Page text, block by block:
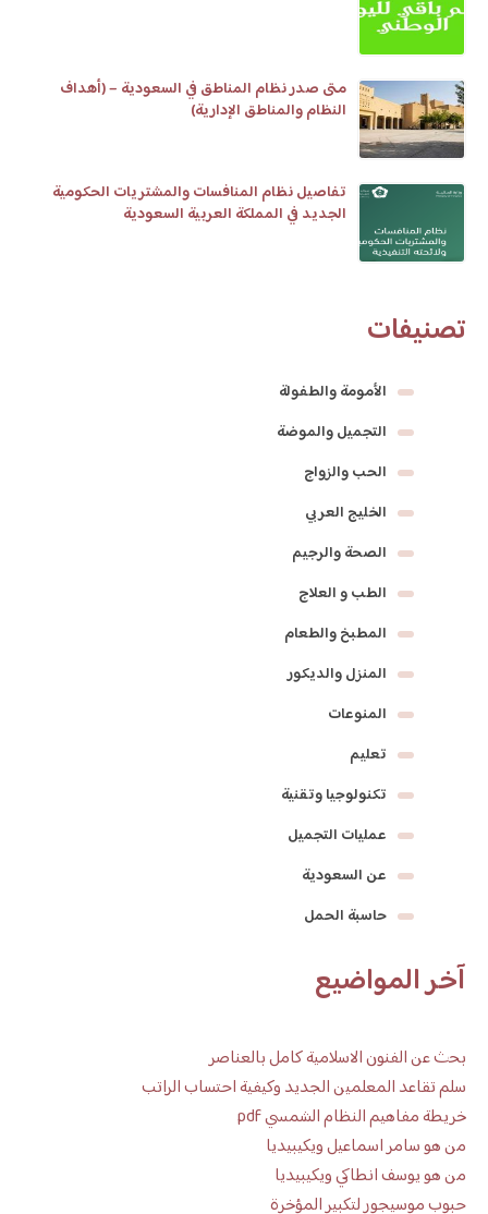
متى صدر نظام المناطق في السعودية – (أهداف
النظام والمناطق الإدارية)
تفاصيل نظام المنافسات والمشتريات الحكومية
الجديد في المملكة العربية السعودية
تصنيفات
الأمومة والطفولة
التجميل والموضة
الحب والزواج
الخليج العربي
الصحة والرجيم
الطب و العلاج
المطبخ والطعام
المنزل والديكور
المنوعات
تعليم
تكنولوجيا وتقنية
عمليات التجميل
عن السعودية
حاسبة الحمل
آخر المواضيع
بحث عن الفنون الاسلامية كامل بالعناصر
سلم تقاعد المعلمين الجديد وكيفية احتساب الراتب
خريطة مفاهيم النظام الشمسي pdf
من هو سامر اسماعيل ويكيبيديا
من هو يوسف انطاكي ويكيبيديا
حبوب موسيجور لتكبير المؤخرة